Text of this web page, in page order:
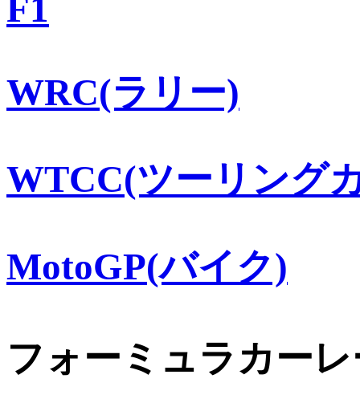
F1
WRC(ラリー)
WTCC(ツーリング
MotoGP(バイク)
フォーミュラカー